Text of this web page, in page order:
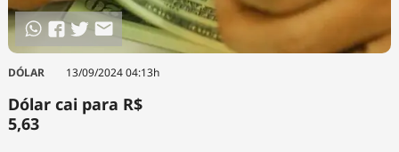
DÓLAR 13/09/2024 04:13h
Dólar cai para R$
5,63